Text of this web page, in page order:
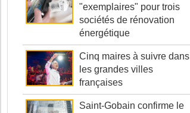
"exemplaires" pour trois
sociétés de rénovation
énergétique
Cinq maires à suivre dans
les grandes villes
françaises
Saint-Gobain confirme le